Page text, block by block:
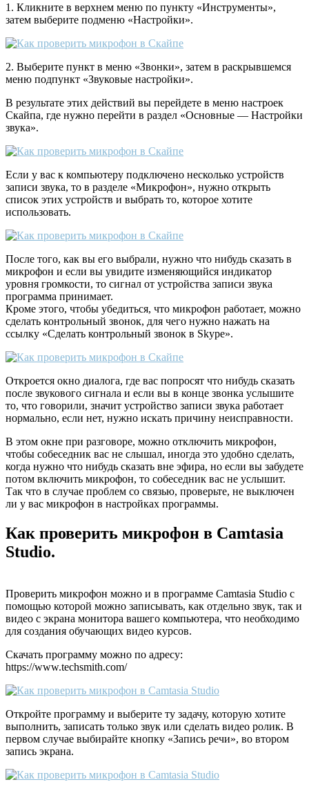
1. Кликните в верхнем меню по пункту «Инструменты»,
затем выберите подменю «Настройки».
2. Выберите пункт в меню «Звонки», затем в раскрывшемся
меню подпункт «Звуковые настройки».
В результате этих действий вы перейдете в меню настроек
Скайпа, где нужно перейти в раздел «Основные — Настройки
звука».
Если у вас к компьютеру подключено несколько устройств
записи звука, то в разделе «Микрофон», нужно открыть
список этих устройств и выбрать то, которое хотите
использовать.
После того, как вы его выбрали, нужно что нибудь сказать в
микрофон и если вы увидите изменяющийся индикатор
уровня громкости, то сигнал от устройства записи звука
программа принимает.
Кроме этого, чтобы убедиться, что микрофон работает, можно
сделать контрольный звонок, для чего нужно нажать на
ссылку «Сделать контрольный звонок в Skype».
Откроется окно диалога, где вас попросят что нибудь сказать
после звукового сигнала и если вы в конце звонка услышите
то, что говорили, значит устройство записи звука работает
нормально, если нет, нужно искать причину неисправности.
В этом окне при разговоре, можно отключить микрофон,
чтобы собеседник вас не слышал, иногда это удобно сделать,
когда нужно что нибудь сказать вне эфира, но если вы забудете
потом включить микрофон, то собеседник вас не услышит.
Так что в случае проблем со связью, проверьте, не выключен
ли у вас микрофон в настройках программы.
Как проверить микрофон в Camtasia
Studio.
Проверить микрофон можно и в программе Camtasia Studio с
помощью которой можно записывать, как отдельно звук, так и
видео с экрана монитора вашего компьютера, что необходимо
для создания обучающих видео курсов.
Скачать программу можно по адресу:
https://www.techsmith.com/
Откройте программу и выберите ту задачу, которую хотите
выполнить, записать только звук или сделать видео ролик. В
первом случае выбирайте кнопку «Запись речи», во втором
запись экрана.